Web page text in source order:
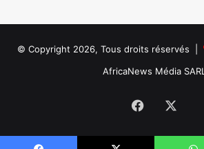
© Copyright 2026, Tous droits réservés |
AfricaNews Média SARL
Facebook